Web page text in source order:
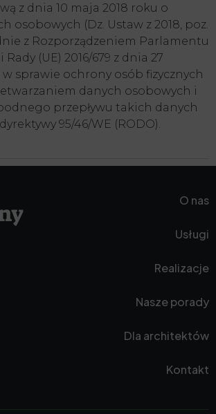
z dnia 10 maja 2018 roku o
osobowych (Dz. Ustaw z 2018, poz.
z Rozporządzeniem Parlamentu
(UE) 2016/679 z dnia 27
w sprawie ochrony osób fizycznych
danych osobowych i
przepływu takich danych
95/46/WE (RODO).
O nas
Usługi
Realizacje
Nasze porady
Dla architektów
Kontakt